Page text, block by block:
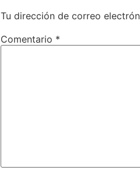
Tu dirección de correo
Comentario *